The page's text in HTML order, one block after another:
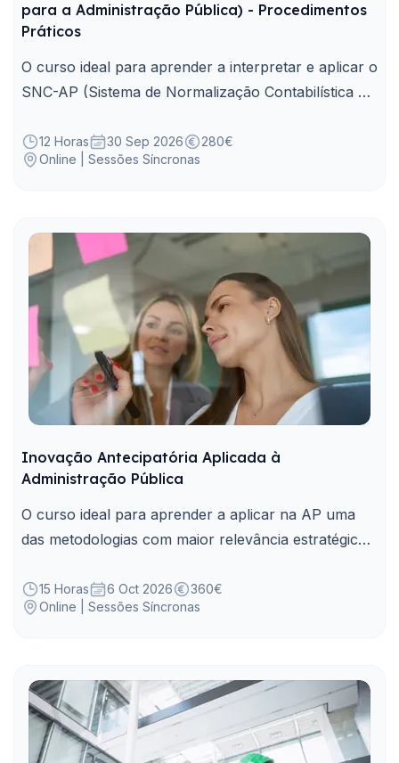
para a Administração Pública) - Procedimentos
Práticos
O curso ideal para aprender a interpretar e aplicar o
SNC-AP (Sistema de Normalização Contabilística da
normativos legais.
12 Horas 30 Sep 2026
280€
Online | Sessões Síncronas
Inovação Antecipatória Aplicada à
Administração Pública
O curso ideal para aprender a aplicar na AP uma
das metodologias com maior relevância estratégica
emergentes.
15 Horas 6 Oct 2026
360€
Online | Sessões Síncronas